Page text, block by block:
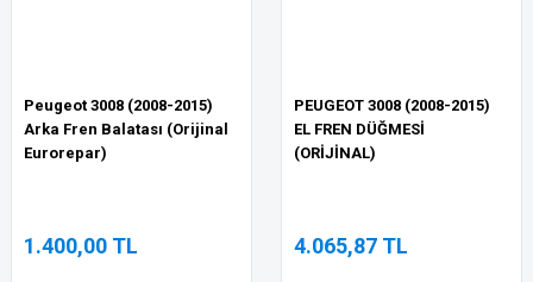
Peugeot 3008 (2008-2015)
Arka Fren Balatası (Orijinal
Eurorepar)
1.400,00 TL
PEUGEOT 3008 (2008-2015)
EL FREN DÜĞMESİ
(ORİJİNAL)
4.065,87 TL